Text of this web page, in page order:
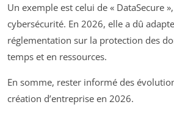
Un exemple est celui de « DataSecure
cybersécurité. En 2026, elle a dû
réglementation sur la protection des
temps et en ressources.
En somme, rester informé des
création d’entreprise en 2026.